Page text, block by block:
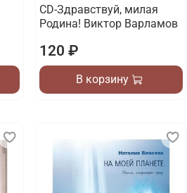
CD-Здравствуй, милая
Родина! Виктор Варламов
120 ₽
В корзину